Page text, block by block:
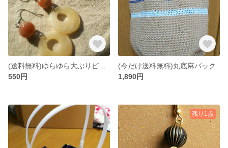
550円
(今だけ送料無料)丸底麻バック
1,890円
残り1点